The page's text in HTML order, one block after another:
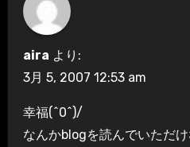
aira より:
3月 5, 2007 12:53 am
幸福(^0^)/
なんかblogを読んでいただ